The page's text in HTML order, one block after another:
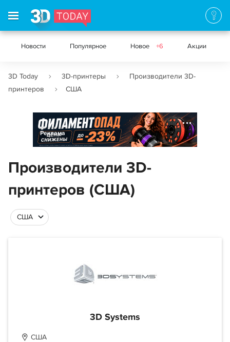
Новости Популярное Новое +6 Акции
3D Today 3D-принтеры
Производители 3D-
принтеров
США
Реклама
Производители 3D-
принтеров (США)
США
3D Systems
США